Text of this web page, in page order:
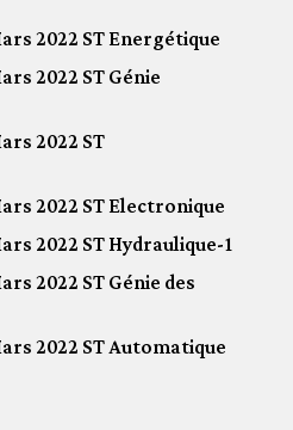
2022 ST Energétique
2022 ST Génie
2022 ST
2022 ST Electronique
2022 ST Hydraulique-1
2022 ST Génie des
2022 ST Automatique